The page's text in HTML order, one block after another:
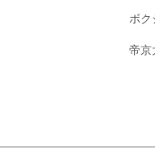
ボク
帝京